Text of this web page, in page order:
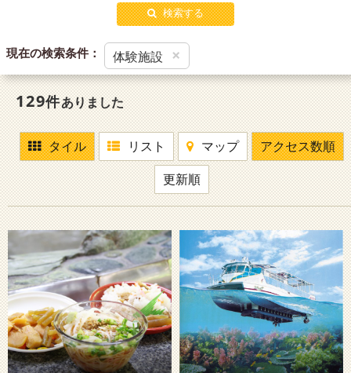
検索する
現在の検索条件： 体験施設 ×
129件ありました
タイル リスト マップ
アクセス数順
更新順